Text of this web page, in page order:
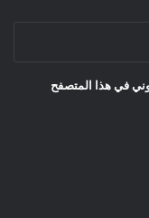
في هذا المتصفح